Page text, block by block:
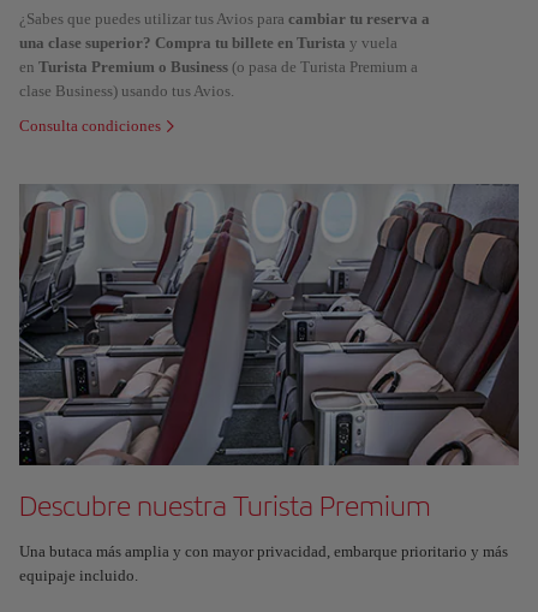
¿Sabes que puedes utilizar tus Avios para cambiar tu reserva a
una clase superior? Compra tu billete en Turista y vuela
en Turista Premium o Business (o pasa de Turista Premium a
clase Business) usando tus Avios.
Consulta condiciones
Descubre nuestra Turista Premium
Una butaca más amplia y con mayor privacidad, embarque prioritario y más
equipaje incluido.